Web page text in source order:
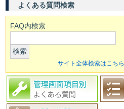
よくある質問検索
FAQ内検索
検索
サイト全体検索はこちら